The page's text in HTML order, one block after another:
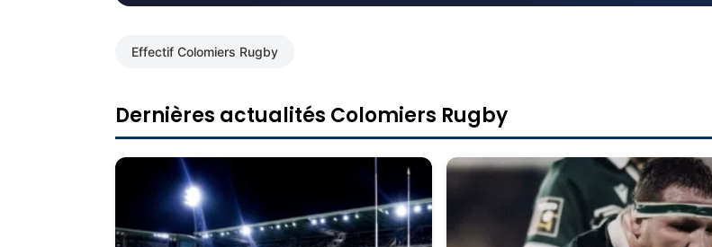
Effectif Colomiers Rugby
Dernières actualités Colomiers Rugby